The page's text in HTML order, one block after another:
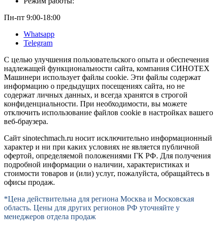
Пн-пт 9:00-18:00
Whatsapp
Telegram
С целью улучшения пользовательского опыта и обеспечения
надлежащей функциональности сайта, компания СИНОТЕХ
Машинери использует файлы cookie. Эти файлы содержат
информацию о предыдущих посещениях сайта, но не
содержат личных данных, и всегда хранятся в строгой
конфиденциальности. При необходимости, вы можете
отключить использование файлов cookie в настройках вашего
веб-браузера.
Сайт sinotechmach.ru носит исключительно информационный
характер и ни при каких условиях не является публичной
офертой, определяемой положениями ГК РФ. Для получения
подробной информации о наличии, характеристиках и
стоимости товаров и (или) услуг, пожалуйста, обращайтесь в
офисы продаж.
*Цена действительна для региона Москва и Московская
область. Цены для других регионов РФ уточняйте у
менеджеров отдела продаж